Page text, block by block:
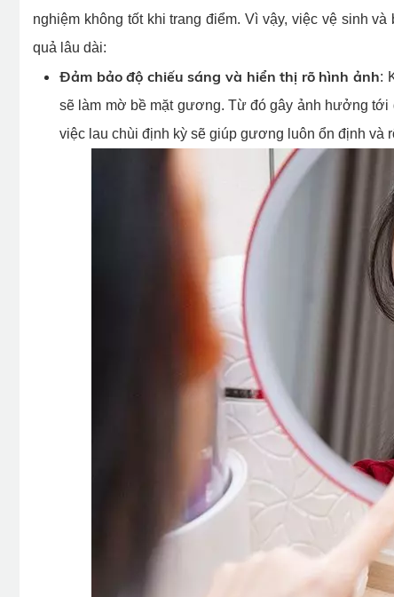
nghiệm không tốt khi trang điểm. Vì vậy, việc vệ sinh
quả lâu dài:
Đảm bảo độ chiếu sáng và hiển thị rõ hình ảnh:
sẽ làm mờ bề mặt gương. Từ đó gây ảnh hưởng
việc lau chùi định kỳ sẽ giúp gương luôn ổn định và